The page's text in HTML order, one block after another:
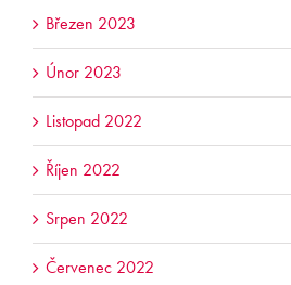
Březen 2023
Únor 2023
Listopad 2022
Říjen 2022
Srpen 2022
Červenec 2022